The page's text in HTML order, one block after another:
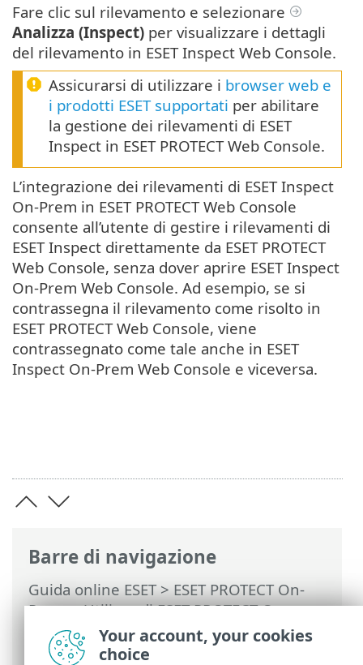
Barre di navigazione
Guida online ESET> ESET PROTECT On-
Prem>Utilizzo di ESET PROTECT On-
Prem>
ESET PROTECT On-Prem Menu
principale >Rilevamenti
> ESET Inspect
Fare clic sul rilevamento e selezionare
Analizza (Inspect) per visualizzare i dettagli
del rilevamento in ESET Inspect Web Console.
Assicurarsi di utilizzare i browser web e
i prodotti ESET supportati per abilitare
la gestione dei rilevamenti di ESET
Inspect in ESET PROTECT Web Console.
L’integrazione dei rilevamenti di ESET Inspect
On-Prem in ESET PROTECT Web Console
consente all’utente di gestire i rilevamenti di
ESET Inspect direttamente da ESET PROTECT
Web Console, senza dover aprire ESET Inspect
On-Prem Web Console. Ad esempio, se si
contrassegna il rilevamento come risolto in
ESET PROTECT Web Console, viene
contrassegnato come tale anche in ESET
Inspect On-Prem Web Console e viceversa.
Your account, your cookies
choice